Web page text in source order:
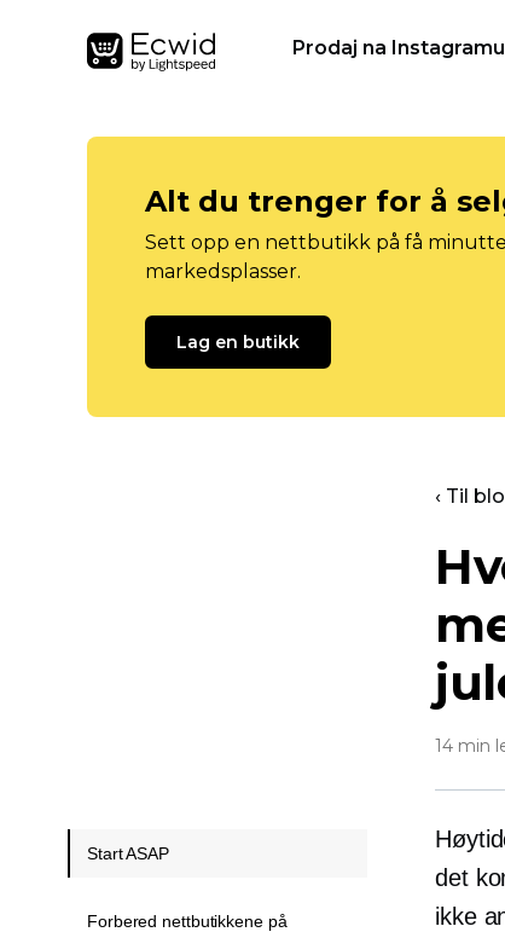
Prodaj na Instagramu
Alt du trenger for å
Sett opp en nettbutikk på få
markedsplasser.
Lag en butikk
‹ Til
14 min
det
ikke
Start ASAP
Forbered nettbutikkene på